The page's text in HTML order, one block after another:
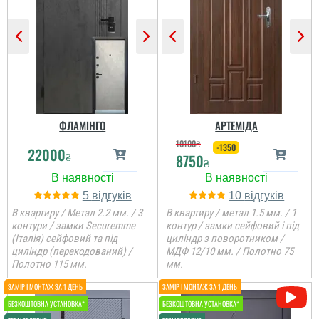
вищому рівні. Порадили
дизайн дверей,
прорахували для
замовле...
ФЛАМІНГО
22000₴
5
В квартиру / Метал 2.2 мм. / 3
контури / замки Securemme
(Італія) сейфовий та під
циліндр (перекодований) /
Полотно 115 мм.
АРТЕМІДА
10100₴
8750₴
-1350
10
В квартиру / метал 1.5 мм. / 1
контур / замки сейфовий і під
циліндр з поворотником /
МДФ 12/10 мм. / Полотно 75
мм.